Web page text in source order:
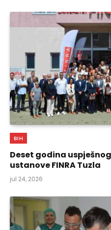
BIH
Deset godina
ustanove FINRA Tuzla
jul 24, 2026